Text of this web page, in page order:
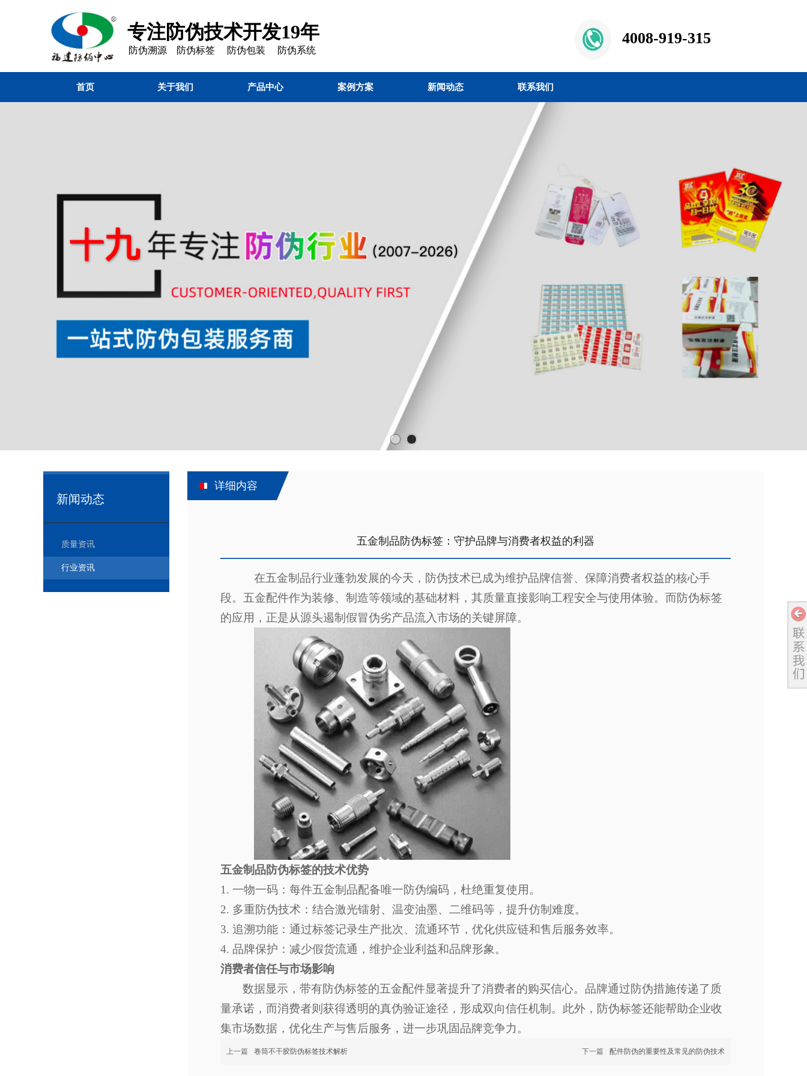
专注防伪技术开发19年
防伪溯源 防伪标签 防伪包装 防伪系统
4008-919-315
首页 关于我们 产品中心 案例方案 新闻动态 联系我们
新闻动态
质量资讯
行业资讯
详细内容
五金制品防伪标签：守护品牌与消费者权益的利器
在五金制品行业蓬勃发展的今天，防伪技术已成为维护品牌信誉、保障消费者权益的核心手
段。五金配件作为装修、制造等领域的基础材料，其质量直接影响工程安全与使用体验。而防伪标签
的应用，正是从源头遏制假冒伪劣产品流入市场的关键屏障。
五金制品防伪标签的技术优势
1. 一物一码：每件五金制品配备唯一防伪编码，杜绝重复使用。
2. 多重防伪技术：结合激光镭射、温变油墨、二维码等，提升仿制难度。
3. 追溯功能：通过标签记录生产批次、流通环节，优化供应链和售后服务效率。
4. 品牌保护：减少假货流通，维护企业利益和品牌形象。
消费者信任与市场影响
数据显示，带有防伪标签的五金配件显著提升了消费者的购买信心。品牌通过防伪措施传递了质
量承诺，而消费者则获得透明的真伪验证途径，形成双向信任机制。此外，防伪标签还能帮助企业收
集市场数据，优化生产与售后服务，进一步巩固品牌竞争力。
上一篇 卷筒不干胶防伪标签技术解析 下一篇 配件防伪的重要性及常见的防伪技术